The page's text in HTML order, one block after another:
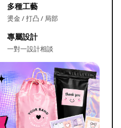
多種工藝
燙金 / 打凸 / 局部
專屬設計
一對一設計相談